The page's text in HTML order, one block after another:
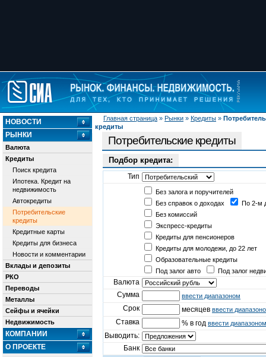
Главная страница » Рынки » Кредиты »
кредиты
НОВОСТИ
РЫНКИ
Валюта
Кредиты
Поиск кредита
Ипотека. Кредит на
недвижимость
Автокредиты
Потребительские
кредиты
Кредитные карты
Кредиты для бизнеса
Новости и комментарии
Вклады и депозиты
РКО
Переводы
Металлы
Сейфы и ячейки
Недвижимость
КОМПАНИИ
О ПРОЕКТЕ
Потребительские кредиты
Подбор кредита:
Тип
Без залога и поручителей
Без справок о доходах
По 2-м
Без комиссий
Экспресс-кредиты
Кредиты для пенсионеров
Кредиты для молодежи, до 22 лет
Образовательные кредиты
Под залог авто
Под залог
Валюта
Сумма
ввести диапазоном
Срок месяцев ввести
Ставка % в год ввести диапазоном
Выводить:
Банк